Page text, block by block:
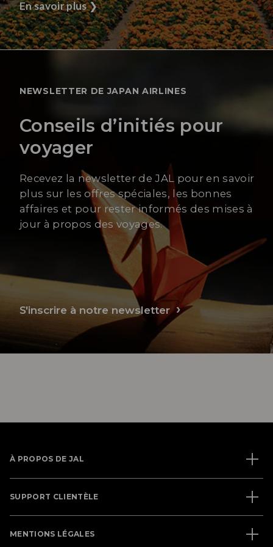
En savoir plus❯
NEWSLETTER DE JAPAN AIRLINES
Conseils d’initiés pour
voyager
Recevez la newsletter de JAL pour en savoir
plus sur les offres spéciales, les bonnes
affaires et pour rester informés des mises à
jour à propos des voyages.
S'inscrire à notre newsletter
À PROPOS DE JAL
SUPPORT CLIENTÈLE
MENTIONS LÉGALES